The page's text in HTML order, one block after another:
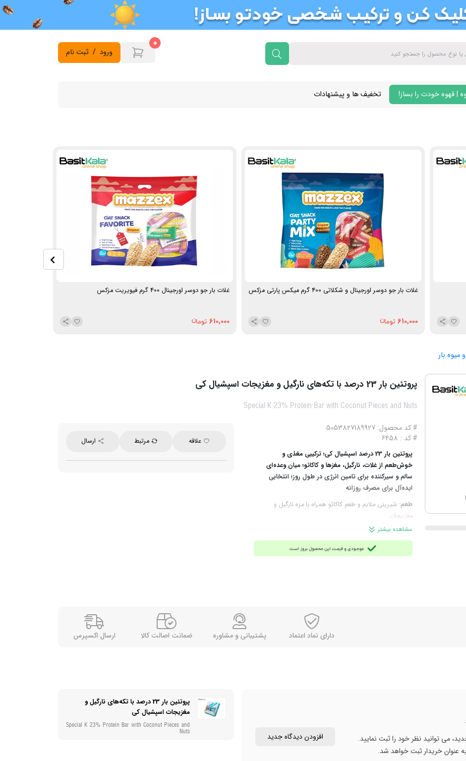
ثبت نام / ورود
0
| قهوه خودت را بساز! تخفیف ها و پیشنهادات
غلات بار جو دوسر اورجینال و شکلاتی 400 گرم میکس پارتی مزکس
610,000
غلات بار جو دوسر اورجینال 400 گرم فیویریت مزکس
610,000
میوه بار
پروتئین بار 23 درصد با تکه‌های نارگیل و مغزیجات اسپشیال کی
Special K 23% Protein Bar with Coconut Pieces and Nuts
# کد محصول: 5053827189927
# کد : 6458
پروتئین بار 23 درصد اسپشیال کی؛ ترکیبی مغذی و
خوش‌طعم از غلات، نارگیل، مغزها و کاکائو؛ میان وعده‌ای
سالم و سیرکننده برای تامین انرژی در طول روز؛ انتخابی
ایده‌آل برای مصرف روزانه
طعم: شیرینی ملایم و طعم کاکائو همراه با مزه نارگیل و
مغزیجات
بافت:نرم و فشرده با تکه‌های ترد غلات و مغزها
چرا انتخاب این محصول؟اگر به‌ دنبال یک میان‌وعده سیرکننده
و مقوی برای تأمین سریع انرژی و جایگزین تنقلات با ارزش
آفتابگردان، پروتئین‌های گیاهی (سویا)، روغن آفتابگردان، پودر
کاکائو کم‌چرب، امولسیفایر (لسیتین)، طعم‌دهنده‌های طبیعی و
محصول:بریتانیا
مشاهده بیشتر
علاقه مرتبط ارسال
دارای نماد اعتماد پشتیبانی و مشاوره ضمانت اصالت کالا ارسال اکسپرس
پروتئین بار 23 درصد با تکه‌های نارگیل و
مغزیجات اسپشیال کی
Special K 23% Protein Bar with Coconut Pieces and
Nuts
می توانید نظر خود را ثبت نمایید.
عنوان خریدار ثبت خواهد شد.
افزودن دیدگاه جدید